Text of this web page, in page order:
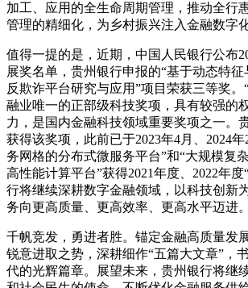
加工、应用的全生命周期管理，推动全行
管理的精细化，为乡村振兴注入金融数字
值得一提的是，近期，中国人民银行公布
展奖名单，贵州银行申报的“基于动态特
反欺诈平台研究与应用”项目荣获三等奖。
融业唯一的正部级科技奖项，具有较强的
力，是国内金融科技领域重要奖项之一。
获得该奖项，此前已于2023年4月、2024
务网格的分布式微服务平台”和“大规模复
高性能计算平台”获得2021年度、2022年度
行将继续深耕数字金融领域，以科技创新
务向更高质量、更高效率、更高水平迈进。
千帆竞发，勇进者胜。锚定金融高质量发
锐意进取之势，深耕细作“五篇大文章”，
代的光辉篇章。展望未来，贵州银行将继